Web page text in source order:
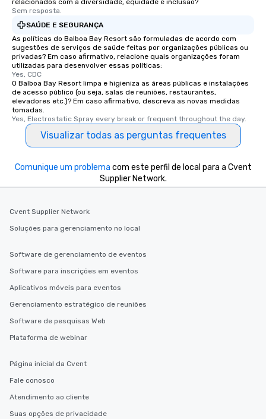
relacionados com a diversidade, equidade e inclusão?
Sem resposta.
SAÚDE E SEGURANÇA
As políticas do Balboa Bay Resort são formuladas de acordo com
sugestões de serviços de saúde feitas por organizações públicas ou
privadas? Em caso afirmativo, relacione quais organizações foram
utilizadas para desenvolver essas políticas:
Yes, CDC
O Balboa Bay Resort limpa e higieniza as áreas públicas e instalações
de acesso público (ou seja, salas de reuniões, restaurantes,
elevadores etc.)? Em caso afirmativo, descreva as novas medidas
tomadas.
Yes, Electrostatic Spray every break or frequent throughout the day.
Visualizar todas as perguntas frequentes
Comunique um problema com este perfil de local para a Cvent
Supplier Network.
Cvent Supplier Network
Soluções para gerenciamento no local
Software de gerenciamento de eventos
Software para inscrições em eventos
Aplicativos móveis para eventos
Gerenciamento estratégico de reuniões
Software de pesquisas Web
Plataforma de webinar
Página inicial da Cvent
Fale conosco
Atendimento ao cliente
Suas opções de privacidade